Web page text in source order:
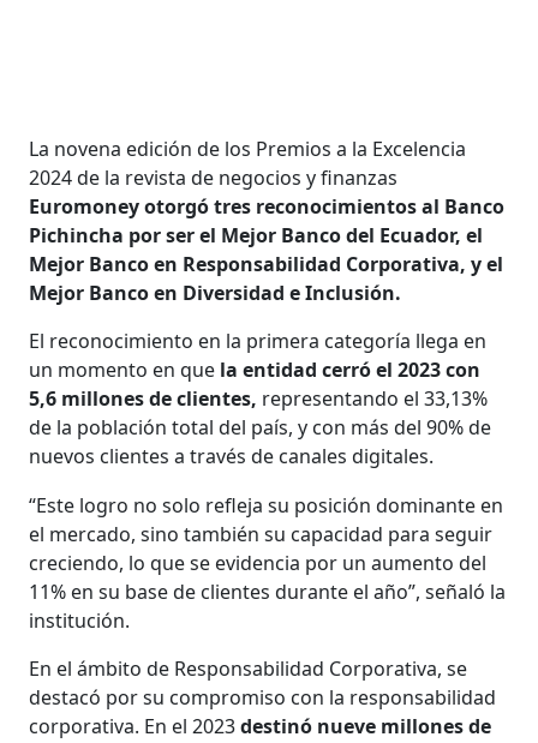
La novena edición de los Premios a la Excelencia
2024 de la revista de negocios y finanzas
Euromoney otorgó tres reconocimientos al Banco
Pichincha por ser el Mejor Banco del Ecuador, el
Mejor Banco en Responsabilidad Corporativa, y el
Mejor Banco en Diversidad e Inclusión.
El reconocimiento en la primera categoría llega en
un momento en que la entidad cerró el 2023 con
5,6 millones de clientes, representando el 33,13%
de la población total del país, y con más del 90% de
nuevos clientes a través de canales digitales.
“Este logro no solo refleja su posición dominante en
el mercado, sino también su capacidad para seguir
creciendo, lo que se evidencia por un aumento del
11% en su base de clientes durante el año”, señaló la
institución.
En el ámbito de Responsabilidad Corporativa, se
destacó por su compromiso con la responsabilidad
corporativa. En el 2023destinó nueve millones de